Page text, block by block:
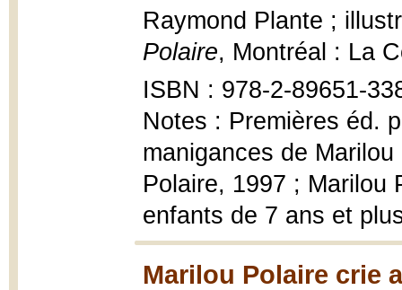
Raymond Plante ;
Polaire, Montréal : La
ISBN : 978-2-89651-
Notes : Premières éd.
manigances de
Polaire, 1997 ; Marilou
enfants de 7 ans et
Marilou Polaire crie